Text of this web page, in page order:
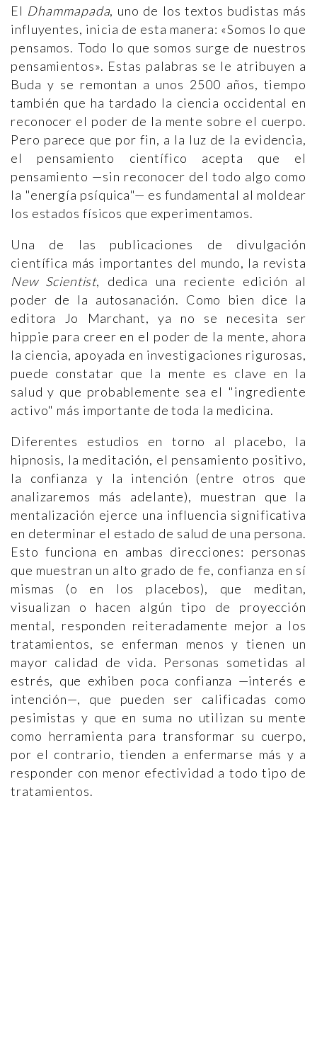
El Dhammapada, uno de los textos budistas más
influyentes, inicia de esta manera: «Somos lo que
pensamos. Todo lo que somos surge de nuestros
pensamientos». Estas palabras se le atribuyen a
Buda y se remontan a unos 2500 años, tiempo
también que ha tardado la ciencia occidental en
reconocer el poder de la mente sobre el cuerpo.
Pero parece que por fin, a la luz de la evidencia,
el pensamiento científico acepta que el
pensamiento —sin reconocer del todo algo como
la "energía psíquica"— es fundamental al moldear
los estados físicos que experimentamos.
Una de las publicaciones de divulgación
científica más importantes del mundo, la revista
New Scientist, dedica una reciente edición al
poder de la autosanación. Como bien dice la
editora Jo Marchant, ya no se necesita ser
hippie para creer en el poder de la mente, ahora
la ciencia, apoyada en investigaciones rigurosas,
puede constatar que la mente es clave en la
salud y que probablemente sea el "ingrediente
activo" más importante de toda la medicina.
Diferentes estudios en torno al placebo, la
hipnosis, la meditación, el pensamiento positivo,
la confianza y la intención (entre otros que
analizaremos más adelante), muestran que la
mentalización ejerce una influencia significativa
en determinar el estado de salud de una persona.
Esto funciona en ambas direcciones: personas
que muestran un alto grado de fe, confianza en sí
mismas (o en los placebos), que meditan,
visualizan o hacen algún tipo de proyección
mental, responden reiteradamente mejor a los
tratamientos, se enferman menos y tienen un
mayor calidad de vida. Personas sometidas al
estrés, que exhiben poca confianza —interés e
intención—, que pueden ser calificadas como
pesimistas y que en suma no utilizan su mente
como herramienta para transformar su cuerpo,
por el contrario, tienden a enfermarse más y a
responder con menor efectividad a todo tipo de
tratamientos.